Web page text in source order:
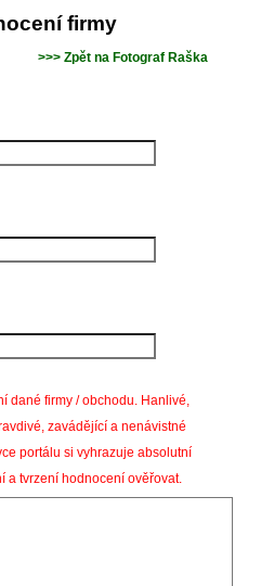
firmy
>>> Zpět na Fotograf Raška
dané firmy / obchodu. Hanlivé,
zavádějící a nenávistné
portálu si vyhrazuje absolutní
a tvrzení hodnocení ověřovat.